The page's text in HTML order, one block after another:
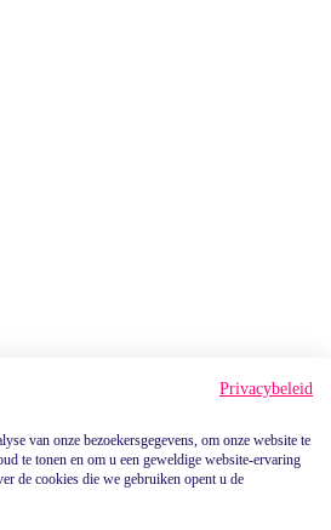
Privacybeleid
van onze bezoekersgegevens, om onze website te
te tonen en om u een geweldige website-ervaring
de cookies die we gebruiken opent u de